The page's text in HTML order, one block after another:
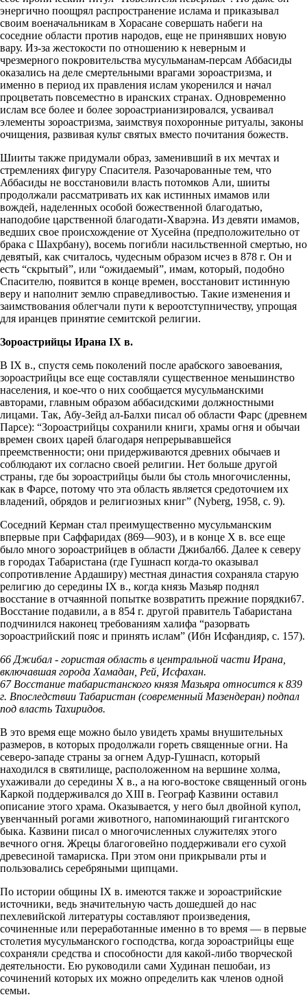
энергично поощрял распространение ислама и приказывал
своим военачальникам в Хорасане совершать набеги на
соседние области против народов, еще не принявших новую
вару. Из-за жестокости по отношению к неверным и
чрезмерного покровительства мусульманам-персам Аббасиды
оказались на деле смертельными врагами зороастризма, и
именно в период их правления ислам укоренился и начал
процветать повсеместно в иранских странах. Одновременно
ислам все более и более зороастрианизировался, усваивал
элементы зороастризма, заимствуя похоронные ритуалы, законы
очищения, развивая культ святых вместо почитания божеств.
Шииты также придумали образ, заменивший в их мечтах и
стремлениях фигуру Спасителя. Разочарованные тем, что
Аббасиды не восстановили власть потомков Али, шииты
продолжали рассматривать их как истинных имамов или
вождей, наделенных особой божественной благодатью,
наподобие царственной благодати-Хварэна. Из девяти имамов,
ведших свое происхождение от Хусейна (предположительно от
брака с Шахрбану), восемь погибли насильственной смертью, но
девятый, как считалось, чудесным образом исчез в 878 г. Он и
есть “скрытый”, или “ожидаемый”, имам, который, подобно
Спасителю, появится в конце времен, восстановит истинную
веру и наполнит землю справедливостью. Такие изменения и
заимствования облегчали пути к вероотступничеству, упрощая
для иранцев принятие семитской религии.
Зороастрийцы Ирана IX в.
В IX в., спустя семь поколений после арабского завоевания,
зороастрийцы все еще составляли существенное меньшинство
населения, и кое-что о них сообщается мусульманскими
авторами, главным образом аббасидскими должностными
лицами. Так, Абу-Зейд ал-Балхи писал об области Фарс (древнем
Парсе): “Зороастрийцы сохранили книги, храмы огня и обычаи
времен своих царей благодаря непрерывавшейся
преемственности; они придерживаются древних обычаев и
соблюдают их согласно своей религии. Нет больше другой
страны, где бы зороастрийцы были бы столь многочисленны,
как в Фарсе, потому что эта область является средоточием их
владений, обрядов и религиозных книг” (Nyberg, 1958, с. 9).
Соседний Керман стал преимущественно мусульманским
впервые при Саффаридах (869—903), и в конце X в. все еще
было много зороастрийцев в области Джибал66. Далее к северу
в городах Табаристана (где Гушнасп когда-то оказывал
сопротивление Ардаширу) местная династия сохраняла старую
религию до середины IX в., когда князь Мазьяр поднял
восстание в отчаянной попытке возвратить прежние порядки67.
Восстание подавили, а в 854 г. другой правитель Табаристана
подчинился наконец требованиям халифа “разорвать
зороастрийский пояс и принять ислам” (Ибн Исфандияр, с. 157).
66 Джибал - гористая область в центральной части Ирана,
включавшая города Хамадан, Рей, Исфахан.
67 Восстание табаристанского князя Мазьяра относится к 839
г. Впоследствии Табаристан (современный Мазендеран) подпал
под власть Тахиридов.
В это время еще можно было увидеть храмы внушительных
размеров, в которых продолжали гореть священные огни. На
северо-западе страны за огнем Адур-Гушнасп, который
находился в святилище, расположенном на вершине холма,
ухаживали до середины Х в., а на юго-востоке священный огонь
Каркой поддерживался до XIII в. Географ Казвини оставил
описание этого храма. Оказывается, у него был двойной купол,
увенчанный рогами животного, напоминающий гигантского
быка. Казвини писал о многочисленных служителях этого
вечного огня. Жрецы благоговейно поддерживали его сухой
древесиной тамариска. При этом они прикрывали рты и
пользовались серебряными щипцами.
По истории общины IX в. имеются также и зороастрийские
источники, ведь значительную часть дошедшей до нас
пехлевийской литературы составляют произведения,
сочиненные или переработанные именно в то время — в первые
столетия мусульманского господства, когда зороастрийцы еще
сохраняли средства и способности для какой-либо творческой
деятельности. Ею руководили сами Худинан пешобаи, из
сочинений которых их можно определить как членов одной
семьи.